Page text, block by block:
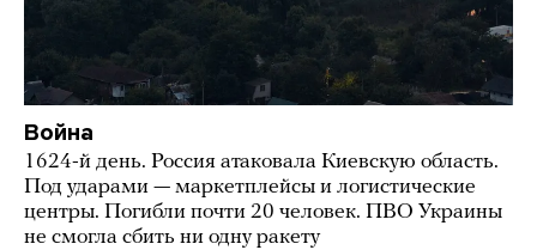
Война
1624-й день. Россия атаковала Киевскую область.
Под ударами — маркетплейсы и логистические
центры. Погибли почти 20 человек. ПВО Украины
не смогла сбить ни одну ракету